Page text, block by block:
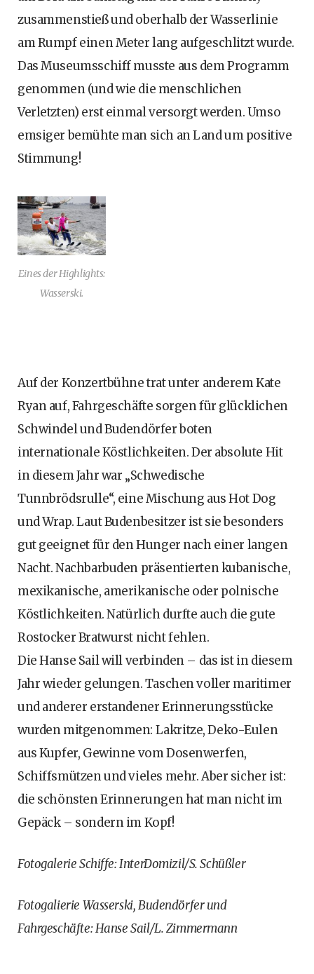
zusammenstieß und oberhalb der Wasserlinie
am Rumpf einen Meter lang aufgeschlitzt wurde.
Das Museumsschiff musste aus dem Programm
genommen (und wie die menschlichen
Verletzten) erst einmal versorgt werden. Umso
emsiger bemühte man sich an Land um positive
Stimmung!
Eines der Highlights:
Wasserski.
Auf der Konzertbühne trat unter anderem Kate
Ryan auf, Fahrgeschäfte sorgen für glücklichen
Schwindel und Budendörfer boten
internationale Köstlichkeiten. Der absolute Hit
in diesem Jahr war „Schwedische
Tunnbrödsrulle“, eine Mischung aus Hot Dog
und Wrap. Laut Budenbesitzer ist sie besonders
gut geeignet für den Hunger nach einer langen
Nacht. Nachbarbuden präsentierten kubanische,
mexikanische, amerikanische oder polnische
Köstlichkeiten. Natürlich durfte auch die gute
Rostocker Bratwurst nicht fehlen.
Die Hanse Sail will verbinden – das ist in diesem
Jahr wieder gelungen. Taschen voller maritimer
und anderer erstandener Erinnerungsstücke
wurden mitgenommen: Lakritze, Deko-Eulen
aus Kupfer, Gewinne vom Dosenwerfen,
Schiffsmützen und vieles mehr. Aber sicher ist:
die schönsten Erinnerungen hat man nicht im
Gepäck – sondern im Kopf!
Fotogalerie Schiffe: InterDomizil/S. Schüßler
Fotogalierie Wasserski, Budendörfer und
Fahrgeschäfte: Hanse Sail/L. Zimmermann